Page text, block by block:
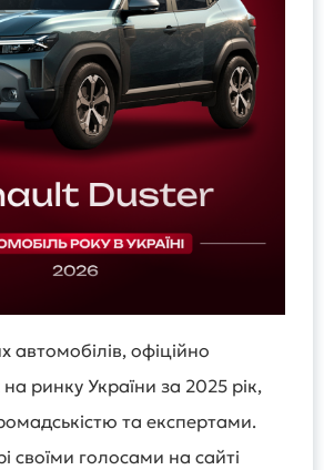
автомобілів, офіційно
ринку України за 2025 рік,
та експертами.
своїми голосами на сайті